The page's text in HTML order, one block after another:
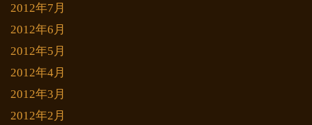
2012年7月
2012年6月
2012年5月
2012年4月
2012年3月
2012年2月